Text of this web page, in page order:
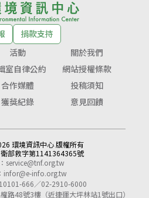
捐款支持
活動
關於我們
室自律公約
網站授權條款
合作媒體
投稿須知
獲獎紀錄 意見回饋
環境資訊中心 版權所有
衛部救字第1141364365號
service@tnf.org.tw
infor@e-info.org.tw
666／02-2910-6000
路48號3樓（近捷運大坪林站1號出口）